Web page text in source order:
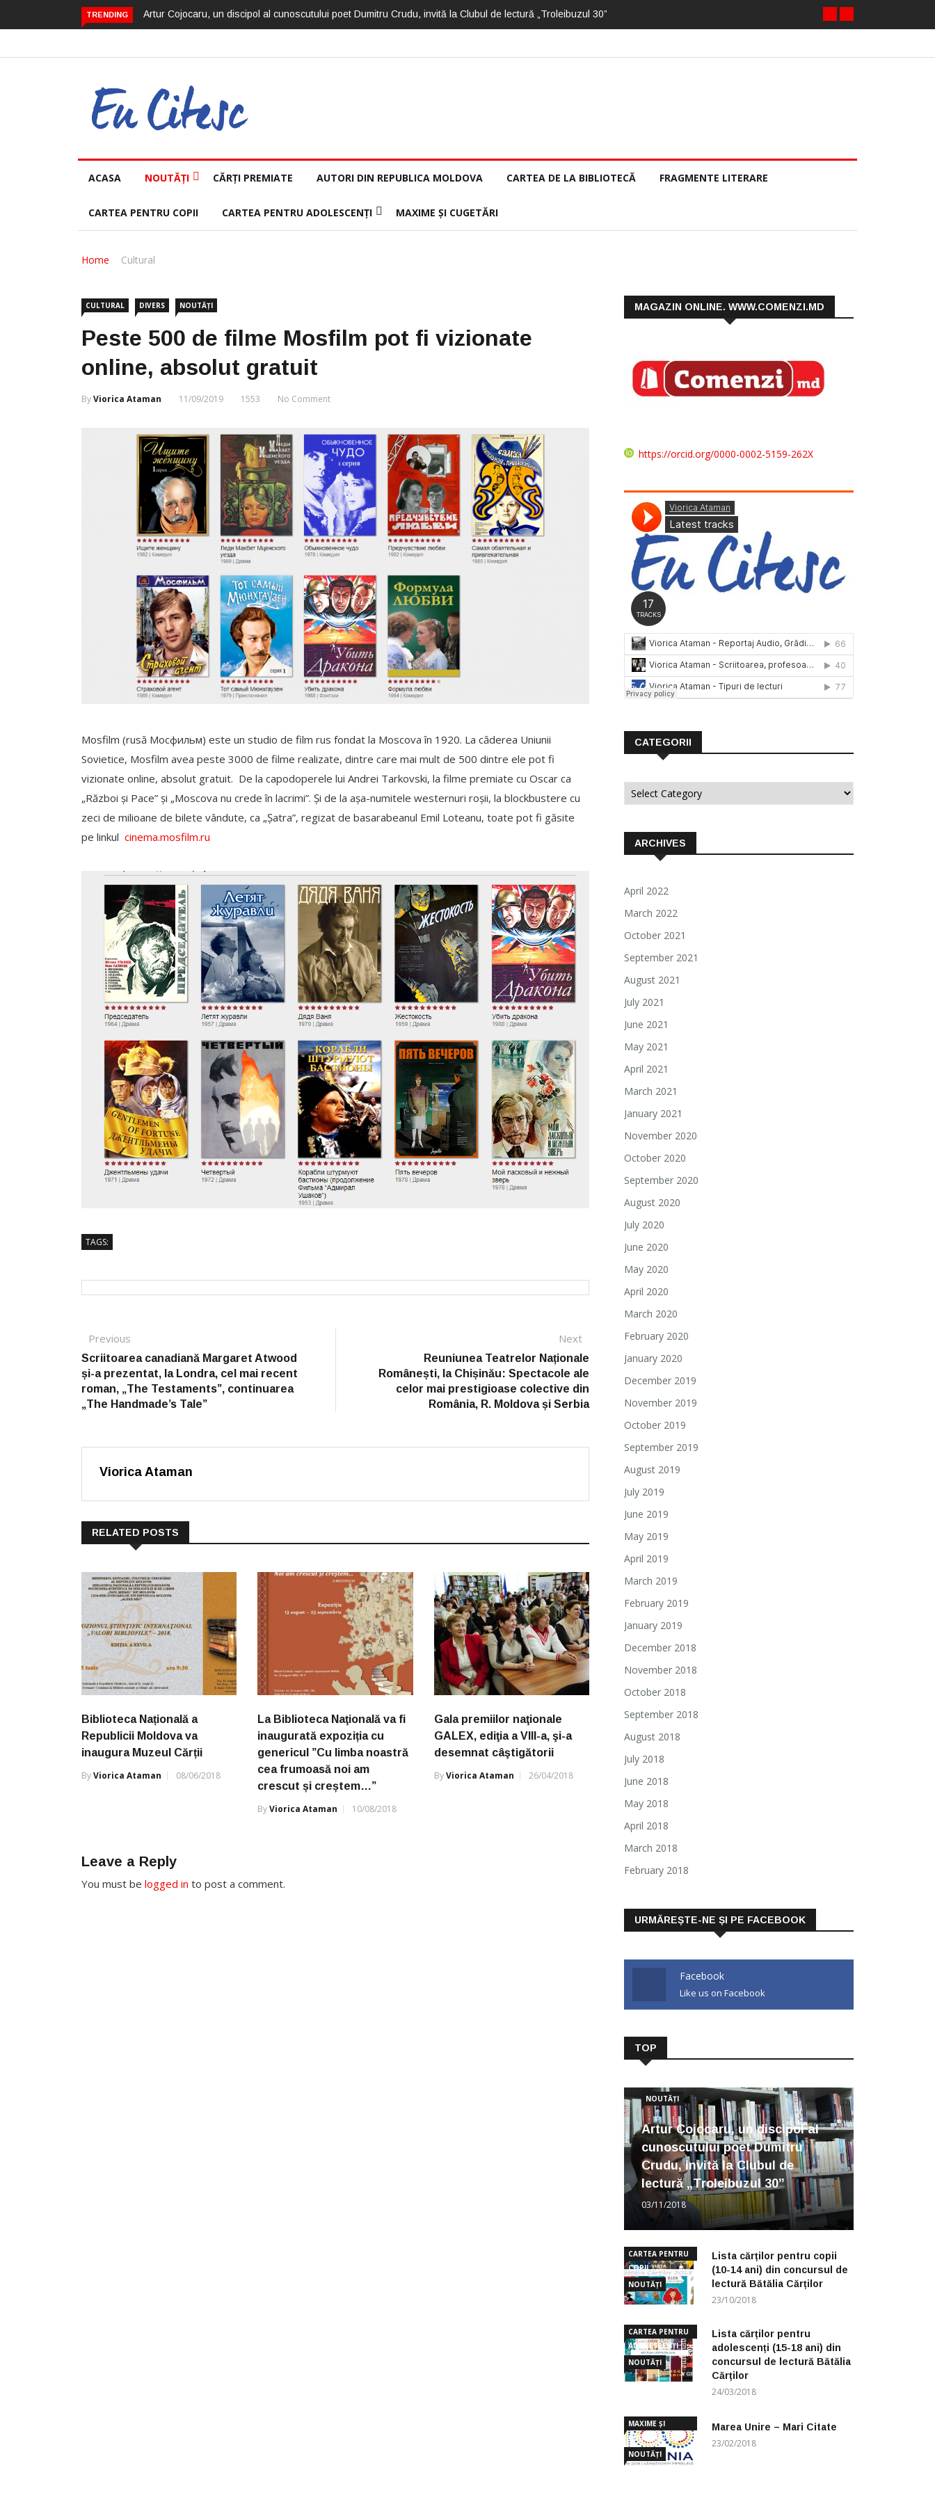
TRENDING Artur Cojocaru, un discipol al cunoscutului poet Dumitru Crudu, invită la Clubul de lectură „Troleibuzul 30”
ACASA NOUTĂȚI CĂRȚI PREMIATE AUTORI DIN REPUBLICA MOLDOVA CARTEA DE LA BIBLIOTECĂ FRAGMENTE LITERARE
CARTEA PENTRU COPII CARTEA PENTRU ADOLESCENȚI MAXIME ȘI CUGETĂRI
Home Cultural
CULTURAL DIVERS NOUTĂȚI
Peste 500 de filme Mosfilm pot fi vizionate
online, absolut gratuit
ByViorica Ataman 11/09/2019 1553 No Comment
Mosfilm (rusă Мосфильм) este un studio de film rus fondat la Moscova în 1920. La căderea Uniunii
Sovietice, Mosfilm avea peste 3000 de filme realizate, dintre care mai mult de 500 dintre ele pot fi
vizionate online, absolut gratuit. De la capodoperele lui Andrei Tarkovski, la filme premiate cu Oscar ca
„Război și Pace” și „Moscova nu crede în lacrimi”. Și de la așa-numitele westernuri roșii, la blockbustere cu
zeci de milioane de bilete vândute, ca „Șatra”, regizat de basarabeanul Emil Loteanu, toate pot fi găsite
pe linkul cinema.mosfilm.ru
TAGS:
Post navigation
Previous
Scriitoarea canadiană Margaret Atwood
și-a prezentat, la Londra, cel mai recent
roman, „The Testaments”, continuarea
„The Handmade’s Tale”
Next
Reuniunea Teatrelor Naționale
Românești, la Chișinău: Spectacole ale
celor mai prestigioase colective din
România, R. Moldova și Serbia
Viorica Ataman
RELATED POSTS
Biblioteca Națională a
Republicii Moldova va
inaugura Muzeul Cărții
ByViorica Ataman 08/06/2018
La Biblioteca Naţională va fi
inaugurată expoziția cu
genericul ”Cu limba noastră
cea frumoasă noi am
crescut și creștem…”
ByViorica Ataman 10/08/2018
Gala premiilor naţionale
GALEX, ediţia a VIII-a, şi-a
desemnat câştigătorii
ByViorica Ataman 26/04/2018
Leave a Reply
You must be logged in to post a comment.
MAGAZIN ONLINE. WWW.COMENZI.MD
https://orcid.org/0000-0002-5159-262X
CATEGORII
Categorii
ARCHIVES
April 2022
March 2022
October 2021
September 2021
August 2021
July 2021
June 2021
May 2021
April 2021
March 2021
January 2021
November 2020
October 2020
September 2020
August 2020
July 2020
June 2020
May 2020
April 2020
March 2020
February 2020
January 2020
December 2019
November 2019
October 2019
September 2019
August 2019
July 2019
June 2019
May 2019
April 2019
March 2019
February 2019
January 2019
December 2018
November 2018
October 2018
September 2018
August 2018
July 2018
June 2018
May 2018
April 2018
March 2018
February 2018
URMĂREȘTE-NE ȘI PE FACEBOOK
Facebook
Like us on Facebook
TOP
NOUTĂȚI
Artur Cojocaru, un discipol al
cunoscutului poet Dumitru
Crudu, invită la Clubul de
lectură „Troleibuzul 30”
03/11/2018
CARTEA PENTRU
COPII
NOUTĂȚI
Lista cărților pentru copii
(10-14 ani) din concursul de
lectură Bătălia Cărților
23/10/2018
CARTEA PENTRU
ADOLESCENȚI
NOUTĂȚI
Lista cărților pentru
adolescenți (15-18 ani) din
concursul de lectură Bătălia
Cărților
24/03/2018
MAXIME ȘI
CUGETĂRI
NOUTĂȚI
Marea Unire – Mari Citate
23/02/2018